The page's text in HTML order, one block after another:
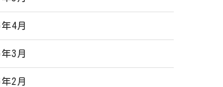
4月
3月
2月